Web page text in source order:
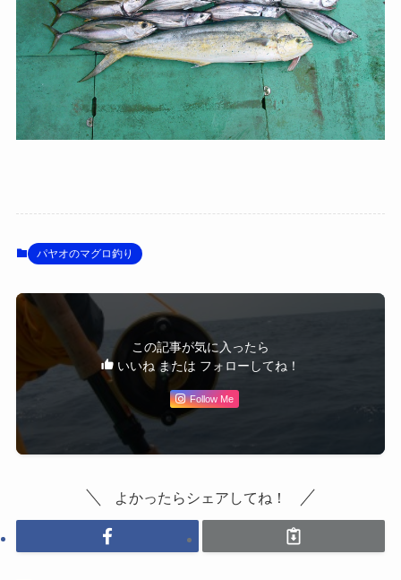
パヤオのマグロ釣り
この記事が気に入ったら
いいね または フォローしてね！
Follow Me
よかったらシェアしてね！